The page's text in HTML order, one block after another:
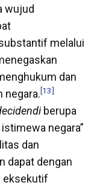
wujud
melalui
dan
negara.[13]
berupa
negara”
dan
dapat dengan
eksekutif